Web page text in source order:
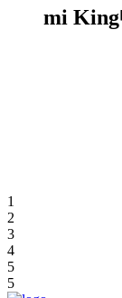
mi
1
2
3
4
5
5